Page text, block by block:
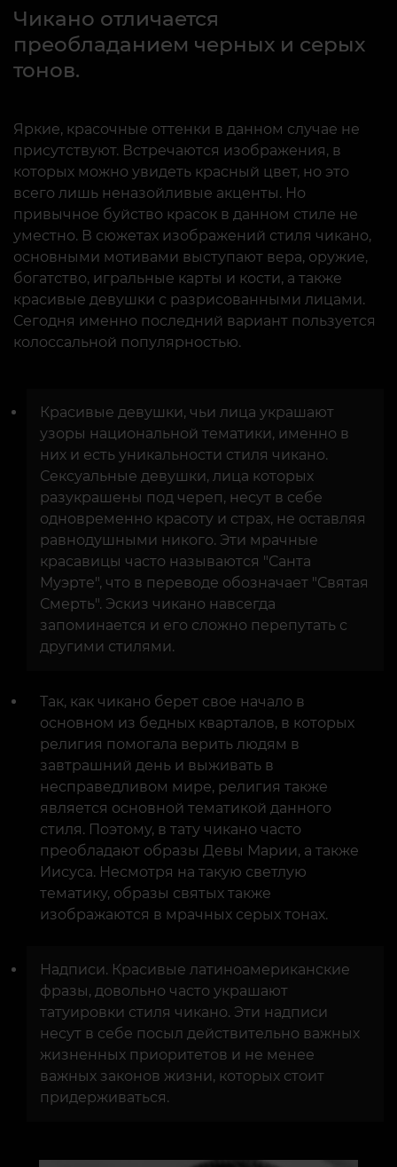
Чикано отличается
преобладанием черных и серых
тонов.
Яркие, красочные оттенки в данном случае не
присутствуют. Встречаются изображения, в
которых можно увидеть красный цвет, но это
всего лишь неназойливые акценты. Но
привычное буйство красок в данном стиле не
уместно. В сюжетах изображений стиля чикано,
основными мотивами выступают вера, оружие,
богатство, игральные карты и кости, а также
красивые девушки с разрисованными лицами.
Сегодня именно последний вариант пользуется
колоссальной популярностью.
Красивые девушки, чьи лица украшают
узоры национальной тематики, именно в
них и есть уникальности стиля чикано.
Сексуальные девушки, лица которых
разукрашены под череп, несут в себе
одновременно красоту и страх, не оставляя
равнодушными никого. Эти мрачные
красавицы часто называются "Санта
Муэрте", что в переводе обозначает "Святая
Смерть". Эскиз чикано навсегда
запоминается и его сложно перепутать с
другими стилями.
Так, как чикано берет свое начало в
основном из бедных кварталов, в которых
религия помогала верить людям в
завтрашний день и выживать в
несправедливом мире, религия также
является основной тематикой данного
стиля. Поэтому, в тату чикано часто
преобладают образы Девы Марии, а также
Иисуса. Несмотря на такую светлую
тематику, образы святых также
изображаются в мрачных серых тонах.
Надписи. Красивые латиноамериканские
фразы, довольно часто украшают
татуировки стиля чикано. Эти надписи
несут в себе посыл действительно важных
жизненных приоритетов и не менее
важных законов жизни, которых стоит
придерживаться.